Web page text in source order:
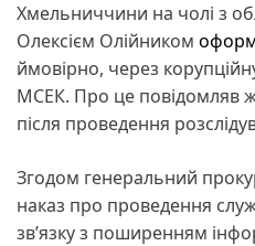
Хмельниччини на чолі з
Олексієм Олійником
ймовірно, через
МСЕК. Про це повідомляв
після проведення
Згодом генеральний
наказ про проведення
зв’язку з поширенням